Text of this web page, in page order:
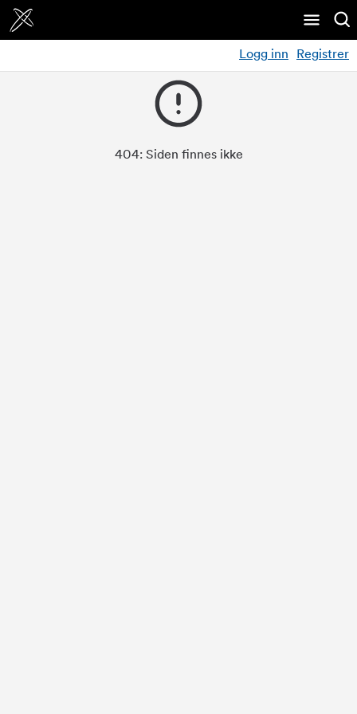
Logg inn Registrer
404: Siden finnes ikke